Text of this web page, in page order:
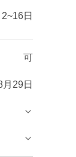
2~16日
可
29日